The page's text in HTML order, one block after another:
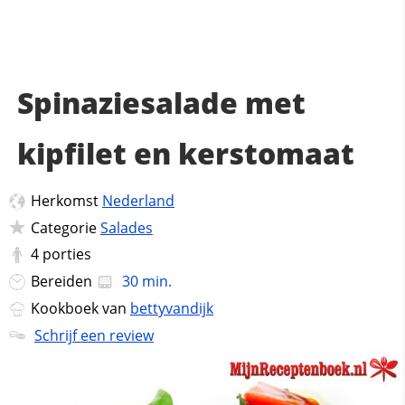
Spinaziesalade met
kipfilet en kerstomaat
Herkomst Nederland
CategorieSalades
4 porties
Bereiden
30 min.
Kookboek van bettyvandijk
Schrijf een review